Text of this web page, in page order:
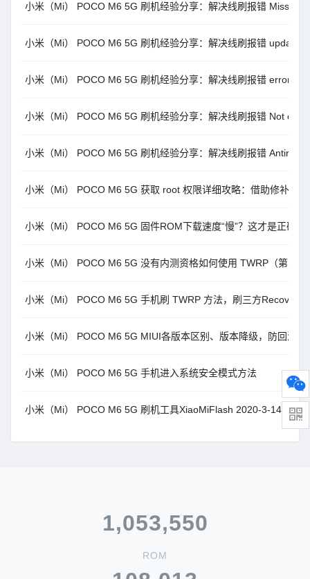
小米（Mi） POCO M6 5G 刷机经验分享：解决线刷报错
小米（Mi） POCO M6 5G 刷机经验分享：解决线刷报错 update
小米（Mi） POCO M6 5G 刷机经验分享：解决线刷报错 error:
小米（Mi） POCO M6 5G 刷机经验分享：解决线刷报错 Not
小米（Mi） POCO M6 5G 刷机经验分享：解决线刷报错
小米（Mi） POCO M6 5G 获取 root 权限详细攻略：借助修补
小米（Mi） POCO M6 5G 固件ROM下载速度“慢”？这才是正确的
小米（Mi） POCO M6 5G 没有内测资格如何使用 TWRP（第三
小米（Mi） POCO M6 5G 手机刷 TWRP 方法，刷三方Recovery
小米（Mi） POCO M6 5G MIUI各版本区别、版本降级，防回滚保
小米（Mi） POCO M6 5G 手机进入系统安全模式方法
小米（Mi） POCO M6 5G 刷机工具XiaoMiFlash 2020-3-14，支
1,053,550
ROM